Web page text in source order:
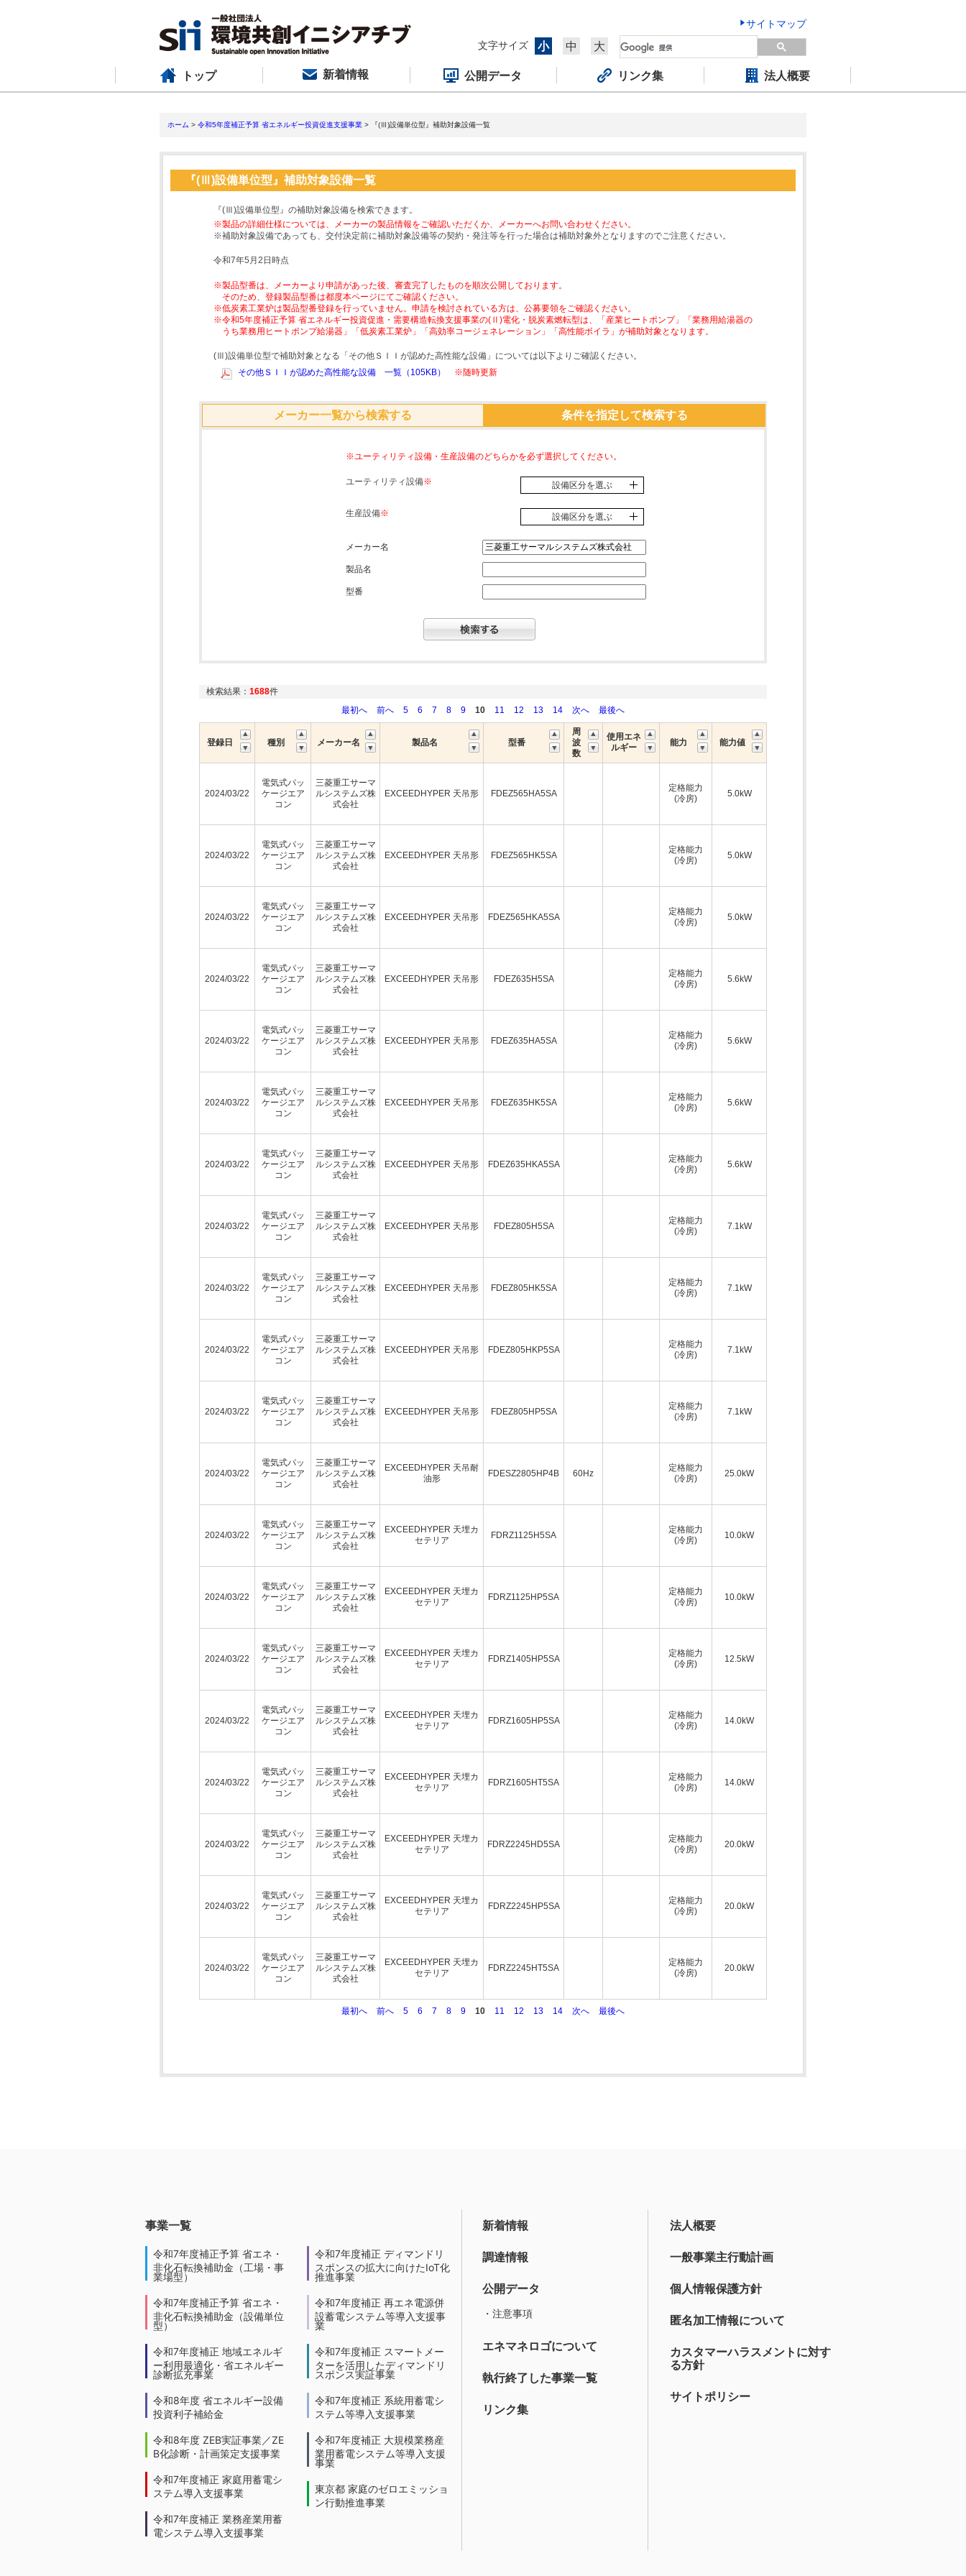
サイトマップ
文字サイズ
小 中 大
トップ 新着情報 公開データ リンク集 法人概要
ホーム > 令和5年度補正予算 省エネルギー投資促進支援事業 > 『(Ⅲ)設備単位型』補助対象設備一覧
『(Ⅲ)設備単位型』補助対象設備一覧
『(Ⅲ)設備単位型』の補助対象設備を検索できます。
※製品の詳細仕様については、メーカーの製品情報をご確認いただくか、メーカーへお問い合わせください。
※補助対象設備であっても、交付決定前に補助対象設備等の契約・発注等を行った場合は補助対象外となりますのでご注意ください。
令和7年5月2日時点
※製品型番は、メーカーより申請があった後、審査完了したものを順次公開しております。
そのため、登録製品型番は都度本ページにてご確認ください。
※低炭素工業炉は製品型番登録を行っていません。申請を検討されている方は、公募要領をご確認ください。
※令和5年度補正予算 省エネルギー投資促進・需要構造転換支援事業の(Ⅱ)電化・脱炭素燃転型は、「産業ヒートポンプ」「業務用給湯器の
うち業務用ヒートポンプ給湯器」「低炭素工業炉」「高効率コージェネレーション」「高性能ボイラ」が補助対象となります。
(Ⅲ)設備単位型で補助対象となる「その他ＳＩＩが認めた高性能な設備」については以下よりご確認ください。
その他ＳＩＩが認めた高性能な設備 一覧（105KB）
※随時更新
メーカー一覧から検索する 条件を指定して検索する
※ユーティリティ設備・生産設備のどちらかを必ず選択してください。
ユーティリティ設備※ 設備区分を選ぶ
生産設備※ 設備区分を選ぶ
メーカー名
製品名
型番
検索結果： 1688件
最初へ
前へ 5 6 7 8 9 10 11 12 13 14 次へ 最後へ
登録日 種別 メーカー名 製品名 型番
周
波
数
使用エネ
ルギー
能力 能力値
2024/03/22
電気式パッ
ケージエア
コン
三菱重工サーマ
ルシステムズ株
式会社
EXCEEDHYPER 天吊形 FDEZ565HA5SA
定格能力
(冷房)
5.0kW
2024/03/22
電気式パッ
ケージエア
コン
三菱重工サーマ
ルシステムズ株
式会社
EXCEEDHYPER 天吊形 FDEZ565HK5SA
定格能力
(冷房)
5.0kW
2024/03/22
電気式パッ
ケージエア
コン
三菱重工サーマ
ルシステムズ株
式会社
EXCEEDHYPER 天吊形 FDEZ565HKA5SA
定格能力
(冷房)
5.0kW
2024/03/22
電気式パッ
ケージエア
コン
三菱重工サーマ
ルシステムズ株
式会社
EXCEEDHYPER 天吊形 FDEZ635H5SA
定格能力
(冷房)
5.6kW
2024/03/22
電気式パッ
ケージエア
コン
三菱重工サーマ
ルシステムズ株
式会社
EXCEEDHYPER 天吊形 FDEZ635HA5SA
定格能力
(冷房)
5.6kW
2024/03/22
電気式パッ
ケージエア
コン
三菱重工サーマ
ルシステムズ株
式会社
EXCEEDHYPER 天吊形 FDEZ635HK5SA
定格能力
(冷房)
5.6kW
2024/03/22
電気式パッ
ケージエア
コン
三菱重工サーマ
ルシステムズ株
式会社
EXCEEDHYPER 天吊形 FDEZ635HKA5SA
定格能力
(冷房)
5.6kW
2024/03/22
電気式パッ
ケージエア
コン
三菱重工サーマ
ルシステムズ株
式会社
EXCEEDHYPER 天吊形 FDEZ805H5SA
定格能力
(冷房)
7.1kW
2024/03/22
電気式パッ
ケージエア
コン
三菱重工サーマ
ルシステムズ株
式会社
EXCEEDHYPER 天吊形 FDEZ805HK5SA
定格能力
(冷房)
7.1kW
2024/03/22
電気式パッ
ケージエア
コン
三菱重工サーマ
ルシステムズ株
式会社
EXCEEDHYPER 天吊形 FDEZ805HKP5SA
定格能力
(冷房)
7.1kW
2024/03/22
電気式パッ
ケージエア
コン
三菱重工サーマ
ルシステムズ株
式会社
EXCEEDHYPER 天吊形 FDEZ805HP5SA
定格能力
(冷房)
7.1kW
2024/03/22
電気式パッ
ケージエア
コン
三菱重工サーマ
ルシステムズ株
式会社
EXCEEDHYPER 天吊耐
油形
FDESZ2805HP4B 60Hz
定格能力
(冷房)
25.0kW
2024/03/22
電気式パッ
ケージエア
コン
三菱重工サーマ
ルシステムズ株
式会社
EXCEEDHYPER 天埋カ
セテリア
FDRZ1125H5SA
定格能力
(冷房)
10.0kW
2024/03/22
電気式パッ
ケージエア
コン
三菱重工サーマ
ルシステムズ株
式会社
EXCEEDHYPER 天埋カ
セテリア
FDRZ1125HP5SA
定格能力
(冷房)
10.0kW
2024/03/22
電気式パッ
ケージエア
コン
三菱重工サーマ
ルシステムズ株
式会社
EXCEEDHYPER 天埋カ
セテリア
FDRZ1405HP5SA
定格能力
(冷房)
12.5kW
2024/03/22
電気式パッ
ケージエア
コン
三菱重工サーマ
ルシステムズ株
式会社
EXCEEDHYPER 天埋カ
セテリア
FDRZ1605HP5SA
定格能力
(冷房)
14.0kW
2024/03/22
電気式パッ
ケージエア
コン
三菱重工サーマ
ルシステムズ株
式会社
EXCEEDHYPER 天埋カ
セテリア
FDRZ1605HT5SA
定格能力
(冷房)
14.0kW
2024/03/22
電気式パッ
ケージエア
コン
三菱重工サーマ
ルシステムズ株
式会社
EXCEEDHYPER 天埋カ
セテリア
FDRZ2245HD5SA
定格能力
(冷房)
20.0kW
2024/03/22
電気式パッ
ケージエア
コン
三菱重工サーマ
ルシステムズ株
式会社
EXCEEDHYPER 天埋カ
セテリア
FDRZ2245HP5SA
定格能力
(冷房)
20.0kW
2024/03/22
電気式パッ
ケージエア
コン
三菱重工サーマ
ルシステムズ株
式会社
EXCEEDHYPER 天埋カ
セテリア
FDRZ2245HT5SA
定格能力
(冷房)
20.0kW
最初へ 前へ 5 6 7 8 9 10 11 12 13 14 次へ 最後へ
事業一覧
令和7年度補正予算 省エネ・
非化石転換補助金（工場・事
業場型）
令和7年度補正予算 省エネ・
非化石転換補助金（設備単位
型）
令和7年度補正 地域エネルギ
ー利用最適化・省エネルギー
診断拡充事業
令和8年度 省エネルギー設備
投資利子補給金
令和8年度 ZEB実証事業／ZE
B化診断・計画策定支援事業
令和7年度補正 家庭用蓄電シ
ステム導入支援事業
令和7年度補正 業務産業用蓄
電システム導入支援事業
令和7年度補正 ディマンドリ
スポンスの拡大に向けたIoT化
推進事業
令和7年度補正 再エネ電源併
設蓄電システム等導入支援事
業
令和7年度補正 スマートメー
ターを活用したディマンドリ
スポンス実証事業
令和7年度補正 系統用蓄電シ
ステム等導入支援事業
令和7年度補正 大規模業務産
業用蓄電システム等導入支援
事業
東京都 家庭のゼロエミッショ
ン行動推進事業
新着情報
調達情報
公開データ
・注意事項
エネマネロゴについて
執行終了した事業一覧
リンク集
法人概要
一般事業主行動計画
個人情報保護方針
匿名加工情報について
カスタマーハラスメントに対す
る方針
サイトポリシー